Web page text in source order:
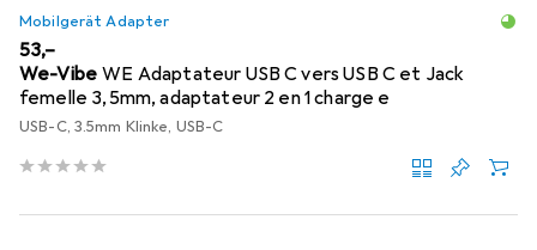
Mobilgerät Adapter
EUR
53,–
We-Vibe WE Adaptateur USB C vers USB C et Jack
femelle 3,5mm, adaptateur 2 en 1 charge e
USB-C, 3.5mm Klinke, USB-C